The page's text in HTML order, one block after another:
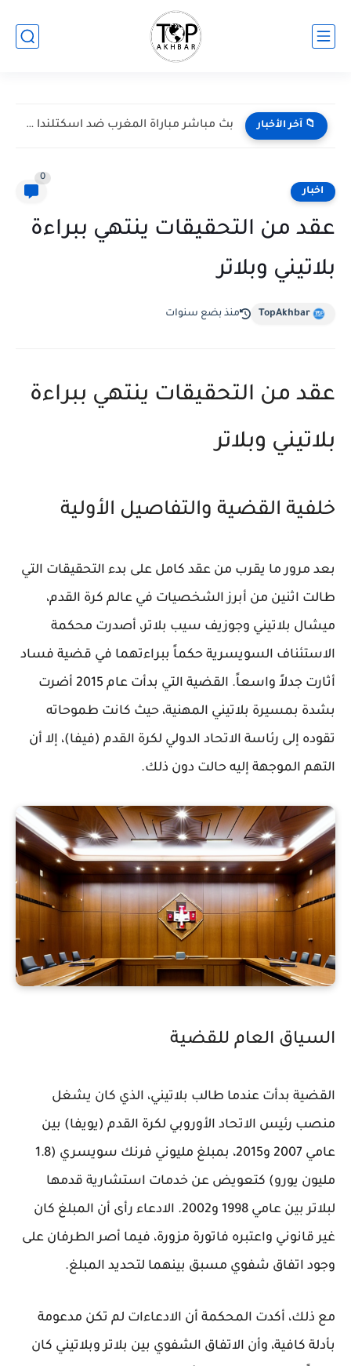
📁 آخر الأخبار بث مباشر مباراة المغرب ضد اسكتلندا في كأس العالم 2026...
اخبار
0
عقد من التحقيقات ينتهي ببراءة
بلاتيني وبلاتر
TopAkhbar منذ بضع سنوات
عقد من التحقيقات ينتهي ببراءة
بلاتيني وبلاتر
خلفية القضية والتفاصيل الأولية
بعد مرور ما يقرب من عقد كامل على بدء التحقيقات التي
طالت اثنين من أبرز الشخصيات في عالم كرة القدم،
ميشال بلاتيني وجوزيف سيب بلاتر، أصدرت محكمة
الاستئناف السويسرية حكماً ببراءتهما في قضية فساد
أثارت جدلاً واسعاً. القضية التي بدأت عام 2015 أضرت
بشدة بمسيرة بلاتيني المهنية، حيث كانت طموحاته
تقوده إلى رئاسة الاتحاد الدولي لكرة القدم (فيفا)، إلا أن
التهم الموجهة إليه حالت دون ذلك.
السياق العام للقضية
القضية بدأت عندما طالب بلاتيني، الذي كان يشغل
منصب رئيس الاتحاد الأوروبي لكرة القدم (يويفا) بين
عامي 2007 و2015، بمبلغ مليوني فرنك سويسري (1.8
مليون يورو) كتعويض عن خدمات استشارية قدمها
لبلاتر بين عامي 1998 و2002. الادعاء رأى أن المبلغ كان
غير قانوني واعتبره فاتورة مزورة، فيما أصر الطرفان على
وجود اتفاق شفوي مسبق بينهما لتحديد المبلغ.
مع ذلك، أكدت المحكمة أن الادعاءات لم تكن مدعومة
بأدلة كافية، وأن الاتفاق الشفوي بين بلاتر وبلاتيني كان